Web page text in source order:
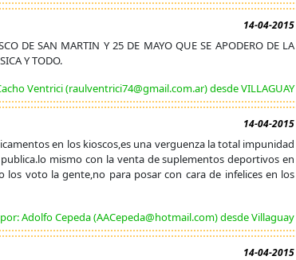
14-04-2015
DE SAN MARTIN Y 25 DE MAYO QUE SE APODERO DE LA
Y TODO.
Ventrici (raulventrici74@gmail.com.ar) desde VILLAGUAY
14-04-2015
en los kioscos,es una verguenza la total impunidad
mismo con la venta de suplementos deportivos en
voto la gente,no para posar con cara de infelices en los
Adolfo Cepeda (AACepeda@hotmail.com) desde Villaguay
14-04-2015